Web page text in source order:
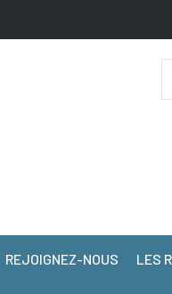
REJOIGNEZ-NOUS LES